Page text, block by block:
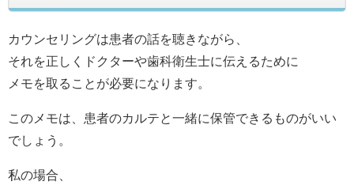
カウンセリングは患者の話を聴きながら、
それを正しくドクターや歯科衛生士に伝えるために
メモを取ることが必要になります。
このメモは、患者のカルテと一緒に保管できるものがいい
でしょう。
私の場合、